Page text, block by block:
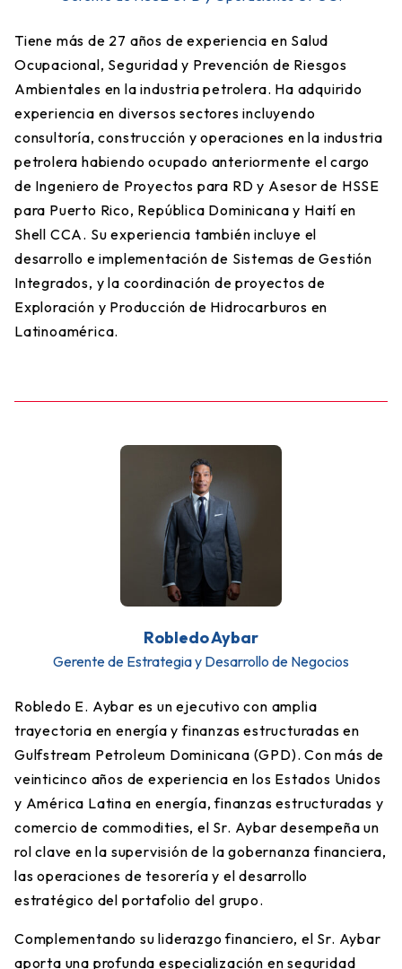
Tiene más de 27 años de experiencia en Salud
Ocupacional, Seguridad y Prevención de Riesgos
Ambientales en la industria petrolera. Ha adquirido
experiencia en diversos sectores incluyendo
consultoría, construcción y operaciones en la industria
petrolera habiendo ocupado anteriormente el cargo
de Ingeniero de Proyectos para RD y Asesor de HSSE
para Puerto Rico, República Dominicana y Haití en
Shell CCA. Su experiencia también incluye el
desarrollo e implementación de Sistemas de Gestión
Integrados, y la coordinación de proyectos de
Exploración y Producción de Hidrocarburos en
Latinoamérica.
Robledo Aybar
Gerente de Estrategia y Desarrollo de Negocios
Robledo E. Aybar es un ejecutivo con amplia
trayectoria en energía y finanzas estructuradas en
Gulfstream Petroleum Dominicana (GPD). Con más de
veinticinco años de experiencia en los Estados Unidos
y América Latina en energía, finanzas estructuradas y
comercio de commodities, el Sr. Aybar desempeña un
rol clave en la supervisión de la gobernanza financiera,
las operaciones de tesorería y el desarrollo
estratégico del portafolio del grupo.
Complementando su liderazgo financiero, el Sr. Aybar
aporta una profunda especialización en seguridad